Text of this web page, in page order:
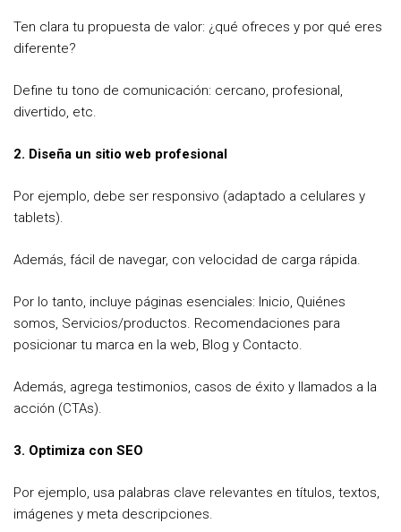
Ten clara tu propuesta de valor: ¿qué ofreces y por qué eres
diferente?
Define tu tono de comunicación: cercano, profesional,
divertido, etc.
2. Diseña un sitio web profesional
Por ejemplo, debe ser responsivo (adaptado a celulares y
tablets).
Además, fácil de navegar, con velocidad de carga rápida.
Por lo tanto, incluye páginas esenciales: Inicio, Quiénes
somos, Servicios/productos. Recomendaciones para
posicionar tu marca en la web, Blog y Contacto.
Además, agrega testimonios, casos de éxito y llamados a la
acción (CTAs).
3. Optimiza con SEO
Por ejemplo, usa palabras clave relevantes en títulos, textos,
imágenes y meta descripciones.